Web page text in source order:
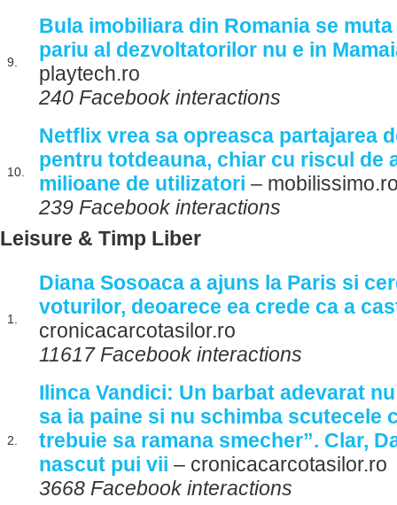
9.
Bula imobiliara din Romania se
pariu al dezvoltatorilor nu e in
playtech.ro
240 Facebook interactions
10.
Netflix vrea sa opreasca partajarea
pentru totdeauna, chiar cu riscul de
milioane de utilizatori –
239 Facebook interactions
Leisure & Timp Liber
1.
Diana Sosoaca a ajuns la Paris si
voturilor, deoarece ea crede ca a
cronicacarcotasilor.ro
11617 Facebook interactions
2.
Ilinca Vandici: Un barbat adevarat
sa ia paine si nu schimba scutecele
trebuie sa ramana smecher”. Clar,
nascut pui vii – cronicacarcotasilor.ro
3668 Facebook interactions